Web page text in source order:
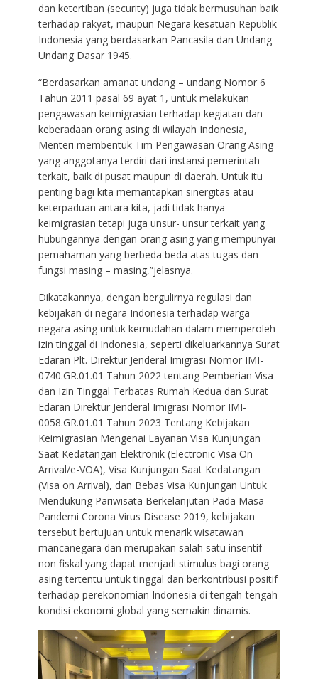
dan ketertiban (security) juga tidak bermusuhan baik
terhadap rakyat, maupun Negara kesatuan Republik
Indonesia yang berdasarkan Pancasila dan Undang-
Undang Dasar 1945.
“Berdasarkan amanat undang – undang Nomor 6
Tahun 2011 pasal 69 ayat 1, untuk melakukan
pengawasan keimigrasian terhadap kegiatan dan
keberadaan orang asing di wilayah Indonesia,
Menteri membentuk Tim Pengawasan Orang Asing
yang anggotanya terdiri dari instansi pemerintah
terkait, baik di pusat maupun di daerah. Untuk itu
penting bagi kita memantapkan sinergitas atau
keterpaduan antara kita, jadi tidak hanya
keimigrasian tetapi juga unsur- unsur terkait yang
hubungannya dengan orang asing yang mempunyai
pemahaman yang berbeda beda atas tugas dan
fungsi masing – masing,”jelasnya.
Dikatakannya, dengan bergulirnya regulasi dan
kebijakan di negara Indonesia terhadap warga
negara asing untuk kemudahan dalam memperoleh
izin tinggal di Indonesia, seperti dikeluarkannya Surat
Edaran Plt. Direktur Jenderal Imigrasi Nomor IMI-
0740.GR.01.01 Tahun 2022 tentang Pemberian Visa
dan Izin Tinggal Terbatas Rumah Kedua dan Surat
Edaran Direktur Jenderal Imigrasi Nomor IMI-
0058.GR.01.01 Tahun 2023 Tentang Kebijakan
Keimigrasian Mengenai Layanan Visa Kunjungan
Saat Kedatangan Elektronik (Electronic Visa On
Arrival/e-VOA), Visa Kunjungan Saat Kedatangan
(Visa on Arrival), dan Bebas Visa Kunjungan Untuk
Mendukung Pariwisata Berkelanjutan Pada Masa
Pandemi Corona Virus Disease 2019, kebijakan
tersebut bertujuan untuk menarik wisatawan
mancanegara dan merupakan salah satu insentif
non fiskal yang dapat menjadi stimulus bagi orang
asing tertentu untuk tinggal dan berkontribusi positif
terhadap perekonomian Indonesia di tengah-tengah
kondisi ekonomi global yang semakin dinamis.